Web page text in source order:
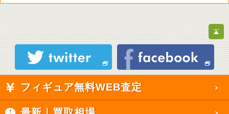
フィギュア無料WEB査定